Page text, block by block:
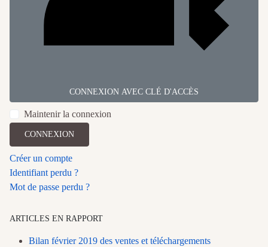
CONNEXION AVEC CLÉ D'ACCÈS
Maintenir la connexion
CONNEXION
Créer un compte
Identifiant perdu ?
Mot de passe perdu ?
ARTICLES EN RAPPORT
Bilan février 2019 des ventes et téléchargements